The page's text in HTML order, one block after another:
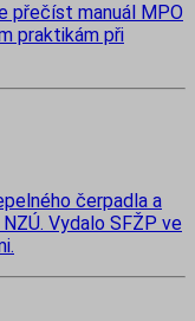
přečíst manuál MPO
praktikám při
čerpadla a
Vydalo SFŽP ve